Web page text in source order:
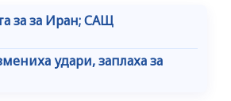
за за Иран; САЩ
удари, заплаха за